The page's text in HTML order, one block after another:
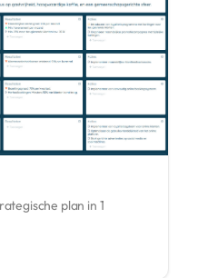
plan in 1